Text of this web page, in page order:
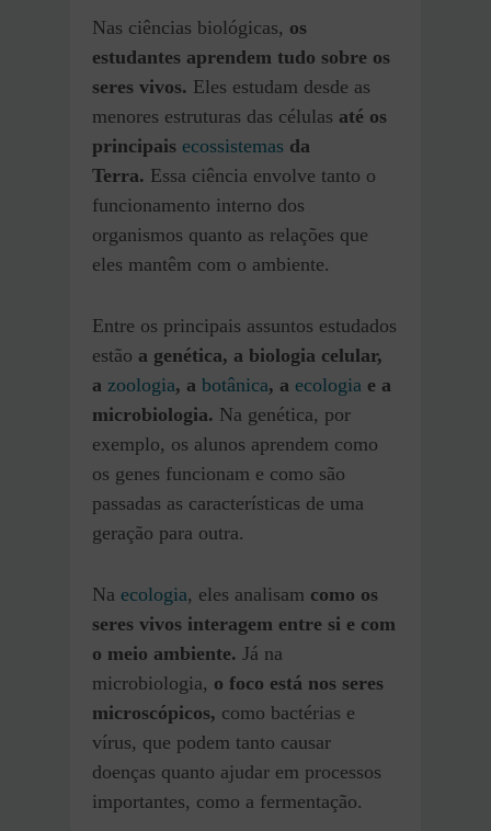
Nas ciências biológicas, os
estudantes aprendem tudo sobre os
seres vivos. Eles estudam desde as
menores estruturas das células até os
principais ecossistemas da
Terra. Essa ciência envolve tanto o
funcionamento interno dos
organismos quanto as relações que
eles mantêm com o ambiente.
Entre os principais assuntos estudados
estão a genética, a biologia celular,
a zoologia, a botânica, a ecologia e a
microbiologia. Na genética, por
exemplo, os alunos aprendem como
os genes funcionam e como são
passadas as características de uma
geração para outra.
Na ecologia, eles analisam como os
seres vivos interagem entre si e com
o meio ambiente. Já na
microbiologia, o foco está nos seres
microscópicos, como bactérias e
vírus, que podem tanto causar
doenças quanto ajudar em processos
importantes, como a fermentação.